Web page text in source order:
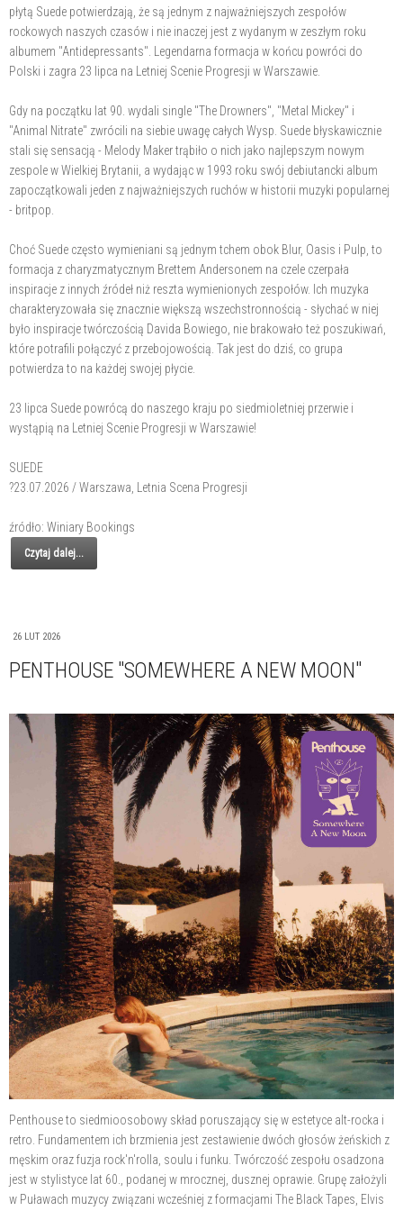
płytą Suede potwierdzają, że są jednym z najważniejszych zespołów
rockowych naszych czasów i nie inaczej jest z wydanym w zeszłym roku
albumem "Antidepressants". Legendarna formacja w końcu powróci do
Polski i zagra 23 lipca na Letniej Scenie Progresji w Warszawie.
Gdy na początku lat 90. wydali single "The Drowners", "Metal Mickey" i
"Animal Nitrate" zwrócili na siebie uwagę całych Wysp. Suede błyskawicznie
stali się sensacją - Melody Maker trąbiło o nich jako najlepszym nowym
zespole w Wielkiej Brytanii, a wydając w 1993 roku swój debiutancki album
zapoczątkowali jeden z najważniejszych ruchów w historii muzyki popularnej
- britpop.
Choć Suede często wymieniani są jednym tchem obok Blur, Oasis i Pulp, to
formacja z charyzmatycznym Brettem Andersonem na czele czerpała
inspiracje z innych źródeł niż reszta wymienionych zespołów. Ich muzyka
charakteryzowała się znacznie większą wszechstronnością - słychać w niej
było inspiracje twórczością Davida Bowiego, nie brakowało też poszukiwań,
które potrafili połączyć z przebojowością. Tak jest do dziś, co grupa
potwierdza to na każdej swojej płycie.
23 lipca Suede powrócą do naszego kraju po siedmioletniej przerwie i
wystąpią na Letniej Scenie Progresji w Warszawie!
SUEDE
?23.07.2026 / Warszawa, Letnia Scena Progresji
źródło: Winiary Bookings
Czytaj dalej...
26 LUT 2026
PENTHOUSE "SOMEWHERE A NEW MOON"
Penthouse to siedmioosobowy skład poruszający się w estetyce alt-rocka i
retro. Fundamentem ich brzmienia jest zestawienie dwóch głosów żeńskich z
męskim oraz fuzja rock'n'rolla, soulu i funku. Twórczość zespołu osadzona
jest w stylistyce lat 60., podanej w mrocznej, dusznej oprawie. Grupę założyli
w Puławach muzycy związani wcześniej z formacjami The Black Tapes, Elvis